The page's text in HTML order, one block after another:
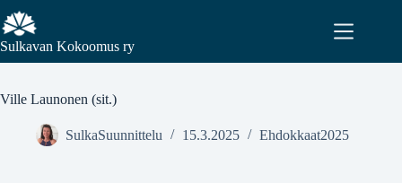
Sulkavan Kokoomus ry
Ville Launonen (sit.)
SulkaSuunnittelu 15.3.2025 Ehdokkaat2025